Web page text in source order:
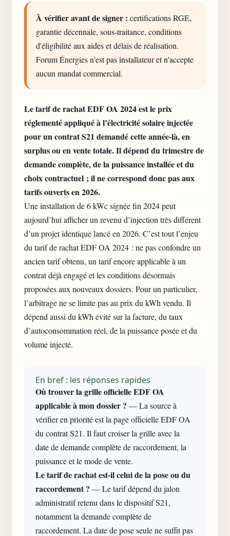
À vérifier avant de signer : certifications RGE,
garantie décennale, sous-traitance, conditions
d'éligibilité aux aides et délais de réalisation.
Forum Énergies n'est pas installateur et n'accepte
aucun mandat commercial.
Le tarif de rachat EDF OA 2024 est le prix
réglementé appliqué à l’électricité solaire injectée
pour un contrat S21 demandé cette année-là, en
surplus ou en vente totale. Il dépend du trimestre de
demande complète, de la puissance installée et du
choix contractuel ; il ne correspond donc pas aux
tarifs ouverts en 2026.
Une installation de 6 kWc signée fin 2024 peut
aujourd’hui afficher un revenu d’injection très différent
d’un projet identique lancé en 2026. C’est tout l’enjeu
du tarif de rachat EDF OA 2024 : ne pas confondre un
ancien tarif obtenu, un tarif encore applicable à un
contrat déjà engagé et les conditions désormais
proposées aux nouveaux dossiers. Pour un particulier,
l’arbitrage ne se limite pas au prix du kWh vendu. Il
dépend aussi du kWh évité sur la facture, du taux
d’autoconsommation réel, de la puissance posée et du
volume injecté.
En bref : les réponses rapides
Où trouver la grille officielle EDF OA
applicable à mon dossier ? — La source à
vérifier en priorité est la page officielle EDF OA
du contrat S21. Il faut croiser la grille avec la
date de demande complète de raccordement, la
puissance et le mode de vente.
Le tarif de rachat est-il celui de la pose ou du
raccordement ? — Le tarif dépend du jalon
administratif retenu dans le dispositif S21,
notamment la demande complète de
raccordement. La date de pose seule ne suffit pas